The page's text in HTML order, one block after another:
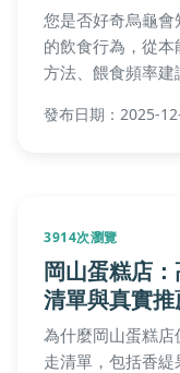
您是否好奇烏龜
的飲食行為，從
方法、餵食頻率建
養，確保烏龜健康
發布日期：2025-
3914次瀏覽
岡山蛋糕店
清單與真實
為什麼岡山蛋糕
走清單，包括香